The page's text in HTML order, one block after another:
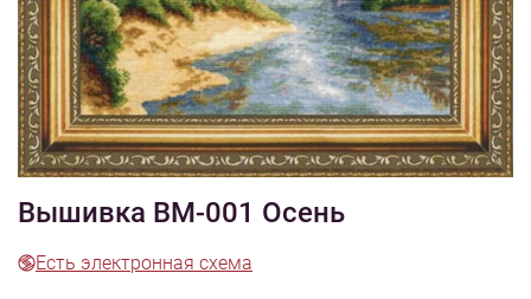
1/2
Изображения и цвет представленного товара могут незначительно
отличаться от оригинала продукции, взависимости от разрешения и
настроек вашего монитора, а также условий освещения при съемке
Вышивка ВМ-001 Осень
Есть электронная схема